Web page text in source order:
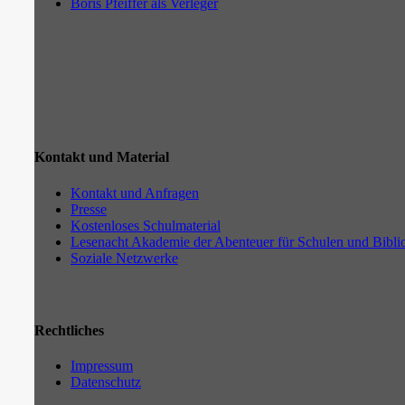
Boris Pfeiffer als Verleger
Kontakt und Material
Kontakt und Anfragen
Presse
Kostenloses Schulmaterial
Lesenacht Akademie der Abenteuer für Schulen und
Soziale Netzwerke
Rechtliches
Impressum
Datenschutz